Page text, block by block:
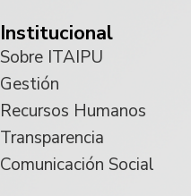
Institucional
Sobre ITAIPU
Gestión
Recursos Humanos
Transparencia
Comunicación Social